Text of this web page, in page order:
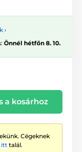
›
Önnél hétfőn 8. 10.
a kosárhoz
Cégeknek
itt talál.